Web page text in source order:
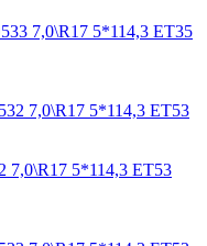
7,0\R17 5*114,3 ET35
7,0\R17 5*114,3 ET53